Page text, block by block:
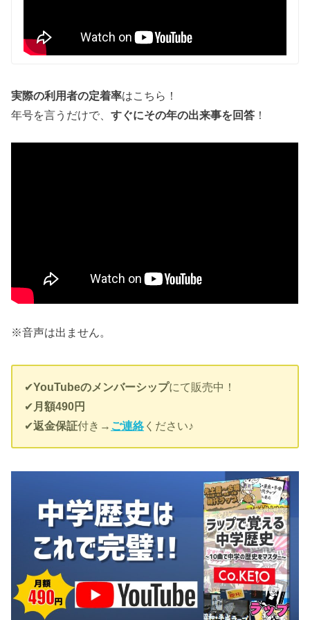
実際の利用者の定着率はこちら！
年号を言うだけで、すぐにその年の出来事を回答 ！
※音声は出ません。
✔︎YouTubeのメンバーシップにて販売中！
✔︎ 月額490円
✔︎返金保証付き→ ご連絡ください♪